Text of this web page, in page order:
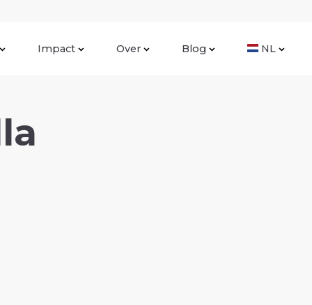
Impact Over Blog NL